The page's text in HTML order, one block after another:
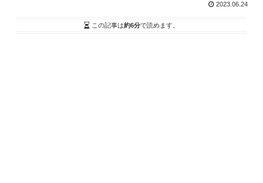
2023.06.24
この記事は約6分で読めます。